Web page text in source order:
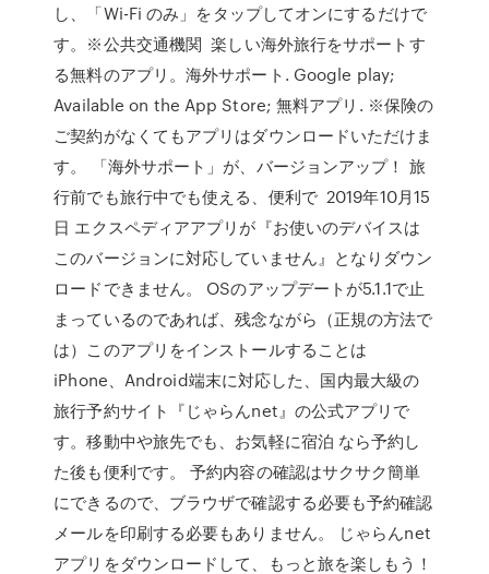
し、「Wi-Fi のみ」をタップしてオンにするだけで
す。※公共交通機関 楽しい海外旅行をサポートす
る無料のアプリ。海外サポート. Google play;
Available on the App Store; 無料アプリ. ※保険の
ご契約がなくてもアプリはダウンロードいただけま
す。 「海外サポート」が、バージョンアップ！ 旅
行前でも旅行中でも使える、便利で 2019年10月15
日 エクスペディアアプリが『お使いのデバイスは
このバージョンに対応していません』となりダウン
ロードできません。 OSのアップデートが5.1.1で止
まっているのであれば、残念ながら（正規の方法で
は）このアプリをインストールすることは
iPhone、Android端末に対応した、国内最大級の
旅行予約サイト『じゃらんnet』の公式アプリで
す。移動中や旅先でも、お気軽に宿泊 なら予約し
た後も便利です。 予約内容の確認はサクサク簡単
にできるので、ブラウザで確認する必要も予約確認
メールを印刷する必要もありません。 じゃらんnet
アプリをダウンロードして、もっと旅を楽しもう！